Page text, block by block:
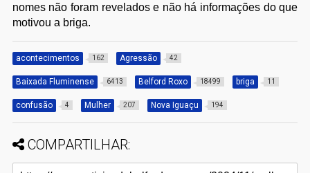
nomes não foram revelados e não há informações do que
motivou a briga.
acontecimentos 162 Agressão 42
Baixada Fluminense 6413 Belford Roxo 18499 briga 11
confusão 4 Mulher 207 Nova Iguaçu 194
COMPARTILHAR: